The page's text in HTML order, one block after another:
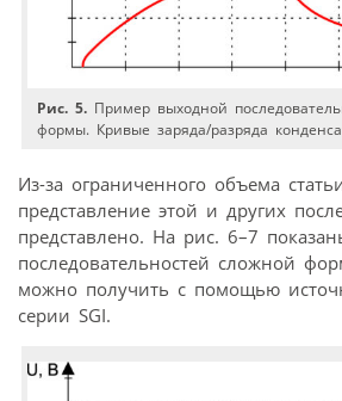
Рис. 5. Пример выходной
формы. Кривые заряда/разряда
Из-за ограниченного объема
представление этой и других
представлено. На рис. 6–7
последовательностей сложной
можно получить с помощью
серии SGI.